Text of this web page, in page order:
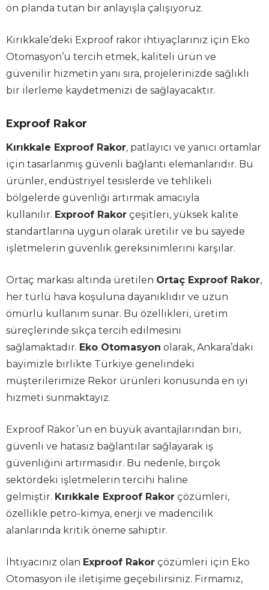
ön planda tutan bir anlayışla çalışıyoruz.
Kırıkkale’deki Exproof rakor ihtiyaçlarınız için Eko
Otomasyon’u tercih etmek, kaliteli ürün ve
güvenilir hizmetin yanı sıra, projelerinizde sağlıklı
bir ilerleme kaydetmenizi de sağlayacaktır.
Exproof Rakor
Kırıkkale Exproof Rakor, patlayıcı ve yanıcı ortamlar
için tasarlanmış güvenli bağlantı elemanlarıdır. Bu
ürünler, endüstriyel tesislerde ve tehlikeli
bölgelerde güvenliği artırmak amacıyla
kullanılır. Exproof Rakor çeşitleri, yüksek kalite
standartlarına uygun olarak üretilir ve bu sayede
işletmelerin güvenlik gereksinimlerini karşılar.
Ortaç markası altında üretilen Ortaç Exproof Rakor,
her türlü hava koşuluna dayanıklıdır ve uzun
ömürlü kullanım sunar. Bu özellikleri, üretim
süreçlerinde sıkça tercih edilmesini
sağlamaktadır. Eko Otomasyon olarak, Ankara’daki
bayimizle birlikte Türkiye genelindeki
müşterilerimize Rekor ürünleri konusunda en iyi
hizmeti sunmaktayız.
Exproof Rakor’un en büyük avantajlarından biri,
güvenli ve hatasız bağlantılar sağlayarak iş
güvenliğini artırmasıdır. Bu nedenle, birçok
sektördeki işletmelerin tercihi haline
gelmiştir. Kırıkkale Exproof Rakor çözümleri,
özellikle petro-kimya, enerji ve madencilik
alanlarında kritik öneme sahiptir.
İhtiyacınız olan Exproof Rakor çözümleri için Eko
Otomasyon ile iletişime geçebilirsiniz. Firmamız,